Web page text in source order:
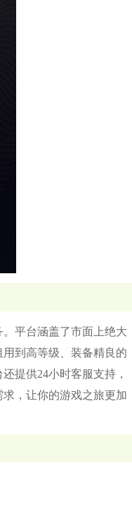
平台涵盖了市面上绝大
到高等级、装备精良的
提供24小时客服支持，
，让你的游戏之旅更加